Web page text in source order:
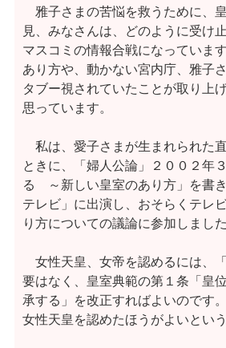
雅子さまの苦悩を救うために、
見、みなさんは、どのように受け
マスコミの情報合戦になっていま
あり方や、動かない宮内庁、雅子
タブー視されていたことが取り上
思っています。
私は、愛子さまが生まれられた
ときに、「婦人公論」２００２年
る　～新しい皇室のあり方」を書
テレビ」に出演し、おそらくテレ
り方についての議論に参加しまし
女性天皇、女帝を認めるには、
要はなく、皇室典範の第１条「皇
承する」を改正すればよいのです
女性天皇を認めたほうがよいとい